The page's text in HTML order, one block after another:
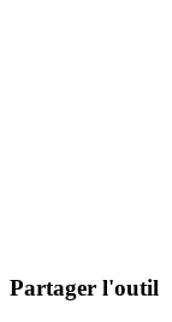
Partager l'outil